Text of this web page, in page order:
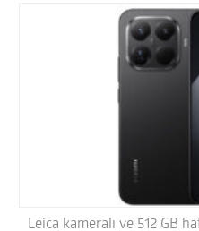
Leica kameralı ve 512 GB